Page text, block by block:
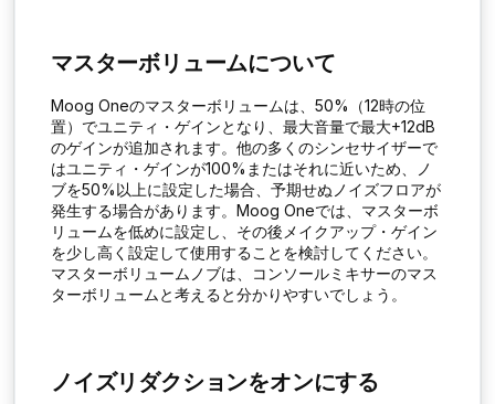
マスターボリュームについて
Moog Oneのマスターボリュームは、50%（12時の位
置）でユニティ・ゲインとなり、最大音量で最大+12dB
のゲインが追加されます。他の多くのシンセサイザーで
はユニティ・ゲインが100%またはそれに近いため、ノ
ブを50%以上に設定した場合、予期せぬノイズフロアが
発生する場合があります。Moog Oneでは、マスターボ
リュームを低めに設定し、その後メイクアップ・ゲイン
を少し高く設定して使用することを検討してください。
マスターボリュームノブは、コンソールミキサーのマス
ターボリュームと考えると分かりやすいでしょう。
ノイズリダクションをオンにする